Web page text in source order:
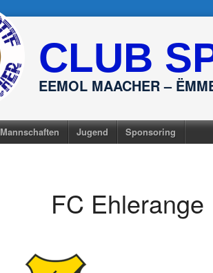
CLUB
EEMOL MAACHER –
Mannschaften Jugend Sponsoring
FC Ehlerange